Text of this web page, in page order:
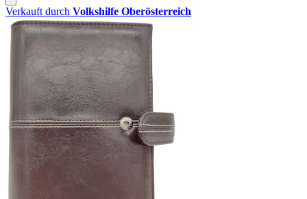
Verkauft durch Volkshilfe Oberösterreich